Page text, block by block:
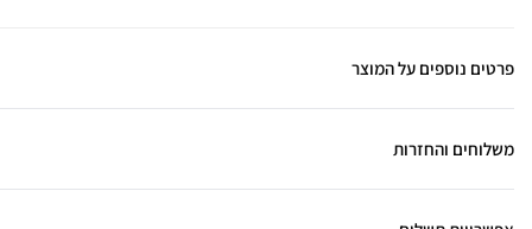
פרטים נוספים על המוצר
משלוחים והחזרות